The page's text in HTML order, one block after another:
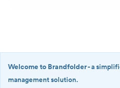
Welcome to Brandfolder- a
management solution.